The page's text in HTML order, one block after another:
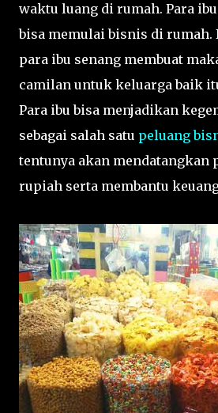
waktu luang di rumah. Para
bisa memulai bisnis di rumah.
para ibu senang membuat
camilan untuk keluarga baik
Para ibu bisa menjadikan
sebagai salah satu peluang
tentunya akan mendatangkan
rupiah serta membantu